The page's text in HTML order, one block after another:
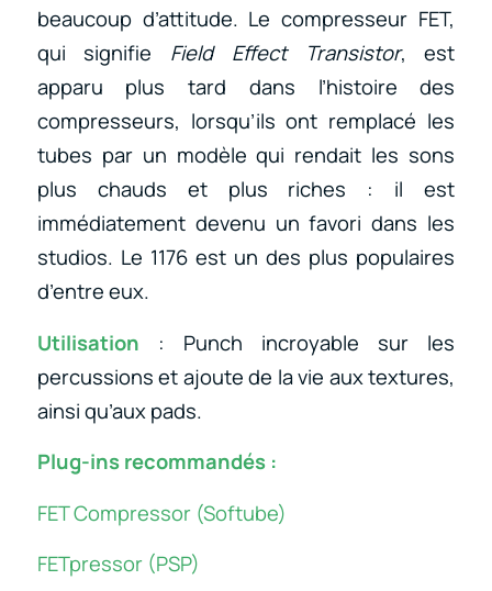
beaucoup d’attitude. Le compresseur FET,
qui signifie Field Effect Transistor, est
apparu plus tard dans l’histoire des
compresseurs, lorsqu’ils ont remplacé les
tubes par un modèle qui rendait les sons
plus chauds et plus riches : il est
immédiatement devenu un favori dans les
studios. Le 1176 est un des plus populaires
d’entre eux.
Utilisation : Punch incroyable sur les
percussions et ajoute de la vie aux textures,
ainsi qu’aux pads.
Plug-ins recommandés :
FET Compressor (Softube)
FETpressor (PSP)